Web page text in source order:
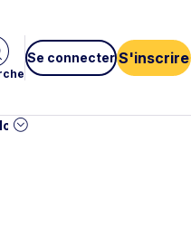
Se connecter S'inscrire